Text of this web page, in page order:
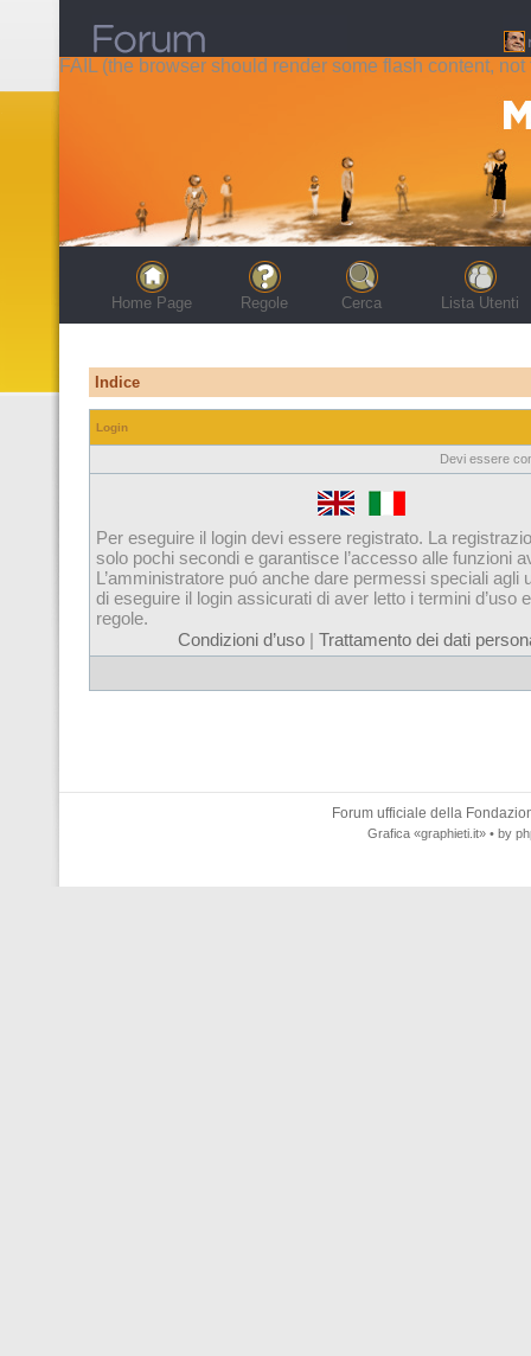
FAIL (the browser should render some flash content, not
Home Page Regole Cerca Lista Utenti
Indice
Login
Devi essere
Per eseguire il login devi essere registrato. La
solo pochi secondi e garantisce l’accesso alle funzioni
L’amministratore puó anche dare permessi speciali agli
di eseguire il login assicurati di aver letto i termini d’uso
regole.
Condizioni d’uso | Trattamento dei dati
Forum ufficiale della
Grafica «graphieti.it» • by